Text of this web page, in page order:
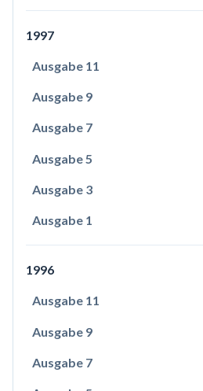
1997
Ausgabe 11
Ausgabe 9
Ausgabe 7
Ausgabe 5
Ausgabe 3
Ausgabe 1
1996
Ausgabe 11
Ausgabe 9
Ausgabe 7